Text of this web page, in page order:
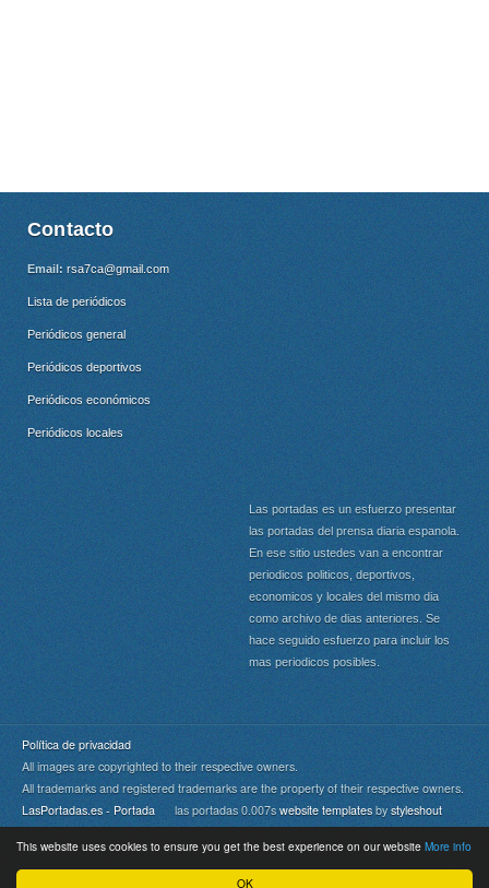
OK
This website uses cookies to ensure you get the best experience on our website More info
Contacto
Email: rsa7ca@gmail.com
Lista de periódicos
Periódicos general
Periódicos deportivos
Periódicos económicos
Periódicos locales
Las portadas es un esfuerzo presentar
las portadas del prensa diaria espanola.
En ese sitio ustedes van a encontrar
periodicos politicos, deportivos,
economicos y locales del mismo dia
como archivo de dias anteriores. Se
hace seguido esfuerzo para incluir los
mas periodicos posibles.
Política de privacidad
All images are copyrighted to their respective owners.
All trademarks and registered trademarks are the property of their respective owners.
LasPortadas.es - Portada las portadas 0.007s website templates by styleshout